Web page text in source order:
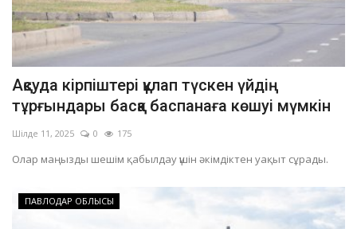
Ақсуда кірпіштері құлап түскен үйдің
тұрғындары басқа баспанаға көшуі мүмкін
Шілде 11, 2025 0 175
Олар маңызды шешім қабылдау үшін әкімдіктен уақыт сұрады.
ПАВЛОДАР ОБЛЫСЫ